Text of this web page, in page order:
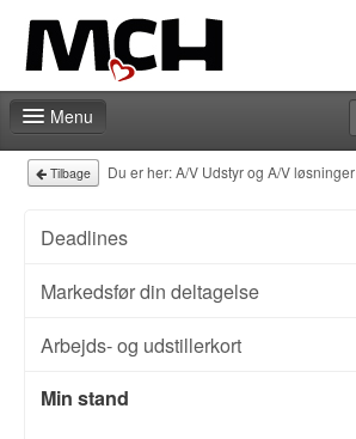
Menu
Kontakt
Tilbage Du er her:A/V Udstyr og A/V løsninger
Deadlines
Markedsfør din deltagelse
Arbejds- og udstillerkort
Min stand